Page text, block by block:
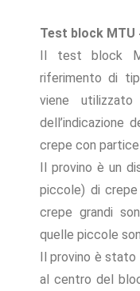
Test block MTU
Il test block
riferimento di
viene
dell’indicazione
crepe con
Il provino è un
piccole) di
crepe grandi
quelle piccole
Il provino è
al centro del